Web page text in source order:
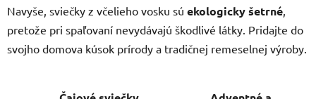
Navyše, sviečky z včelieho vosku sú ekologicky šetrné,
pretože pri spaľovaní nevydávajú škodlivé látky. Pridajte do
svojho domova kúsok prírody a tradičnej remeselnej výroby.